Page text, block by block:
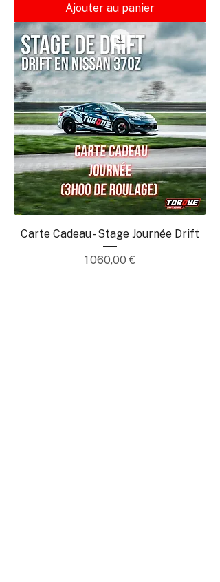
Ajouter au panier
Carte Cadeau - Stage Journée Drift
Prix
1 060,00 €